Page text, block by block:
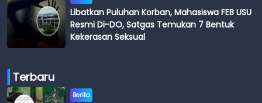
Libatkan Puluhan Korban, Mahasiswa FEB USU
Resmi Di-DO, Satgas Temukan 7 Bentuk
Kekerasan Seksual
Terbaru
Berita